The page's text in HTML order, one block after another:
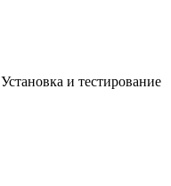
Установка и тестирование